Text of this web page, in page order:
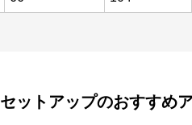
セットアップのおすすめ